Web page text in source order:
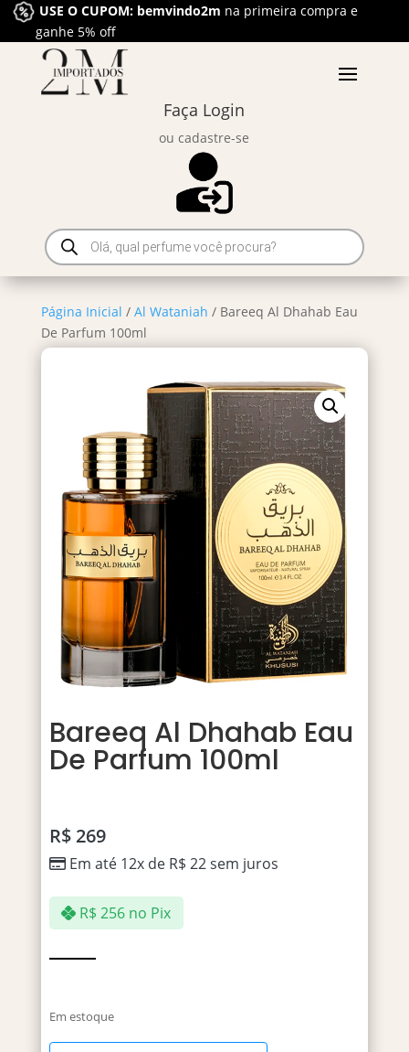
USE O CUPOM: bemvindo2m na primeira compra e
ganhe 5% off
Faça Login
ou cadastre-se
Pesquisar
produtos
Página Inicial / Al Wataniah / Bareeq Al Dhahab Eau
De Parfum 100ml
Bareeq Al Dhahab Eau
De Parfum 100ml
R$269
Em até 12x de R$ 22sem juros
R$ 256 no Pix
Em estoque